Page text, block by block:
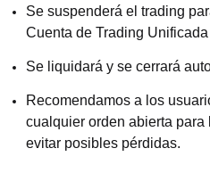
Se suspenderá el trading
Cuenta de Trading
Se liquidará y se cerrará
Recomendamos a los
cualquier orden abierta
evitar posibles pérdidas.